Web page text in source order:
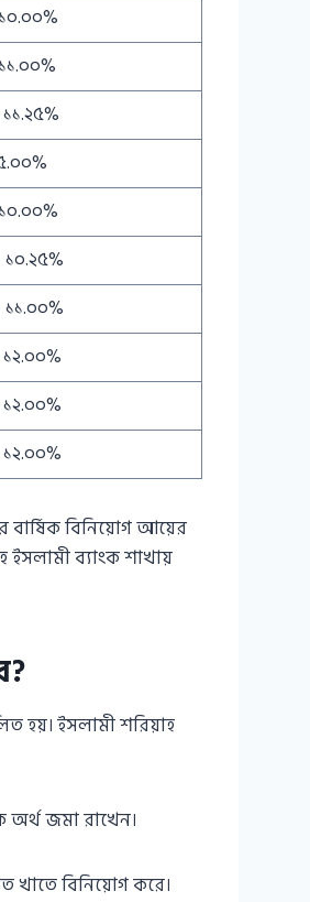
বার্ষিক বিনিয়োগ আয়ের
ইসলামী ব্যাংক শাখায়
হয়। ইসলামী শরিয়াহ
অর্থ জমা রাখেন।
খাতে বিনিয়োগ করে।